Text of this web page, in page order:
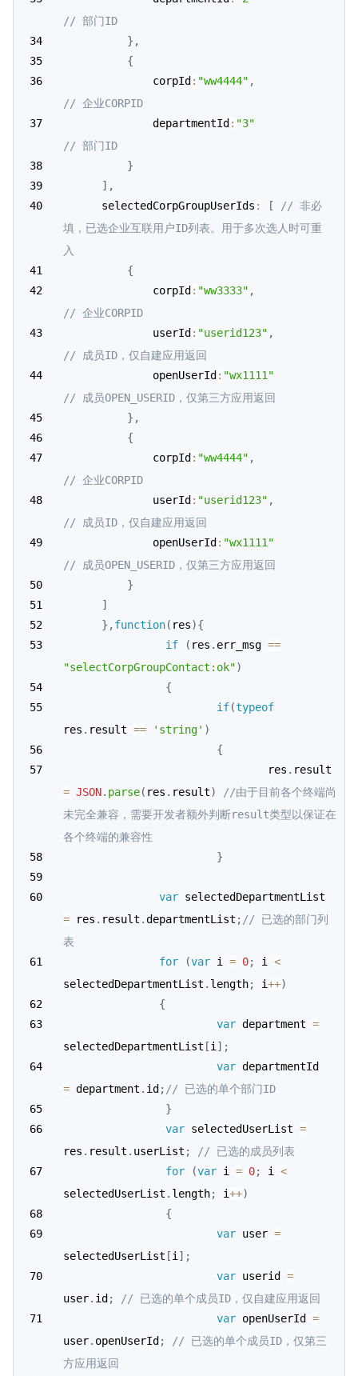
// 部门ID
} ,
{
              corpId
: "ww4444" ,
// 企业CORPID
           	  departmentId
: "3"
// 部门ID
}
] ,
      selectedCorpGroupUserIds
: [
// 非必
填，已选企业互联用户ID列表。用于多次选人时可重
入
{
              corpId
: "ww3333" ,
// 企业CORPID
			  userId
: "userid123" ,
// 成员ID，仅自建应用返回
			  openUserId
: "wx1111"
// 成员OPEN_USERID，仅第三方应用返回
} ,
{
              corpId
: "ww4444" ,
// 企业CORPID
			  userId
: "userid123" ,
// 成员ID，仅自建应用返回
			  openUserId
: "wx1111"
// 成员OPEN_USERID，仅第三方应用返回
}
]
} ,function( res){
if
( res . err_msg ==
"selectCorpGroupContact:ok")
{
if(typeof
res . result == 'string' )
{
                                res
.
= JSON. parse( res . result)
//由于目前各个终端尚
未完全兼容，需要开发者额外判断result类型以保证在
各个终端的兼容性
}
var
= res . result .departmentList ; // 已选的部门列
表
for
(var i = 0; i <
selectedDepartmentList . length; i++)
{
var department =
selectedDepartmentList [i ] ;
var
= department . id ; // 已选的单个部门ID
}
var selectedUserList =
res . result . userList ;
// 已选的成员列表
for
(var i = 0; i <
selectedUserList . length; i++)
{
var user =
selectedUserList [i ] ;
var userid =
user. id ;
// 已选的单个成员ID，仅自建应用返回
var openUserId =
user. openUserId ;
// 已选的单个成员ID，仅第三
方应用返回